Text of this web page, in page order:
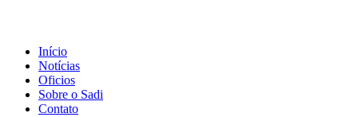
Início
Notícias
Oficios
Sobre o Sadi
Contato